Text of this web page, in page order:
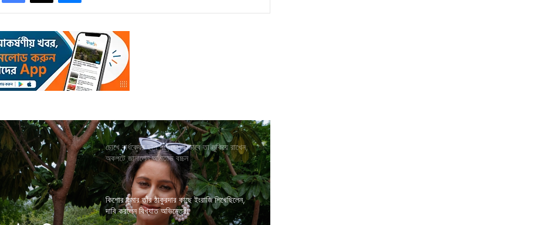
চোখে বার্ধক্যের ছাপ পড়েছে, কীভাবে তা লুকিয়ে রাখেন,
অকপটে জানালেন অমিতাভ বচ্চন
কিশোর কুমার তাঁর ঠাকুরদার কাছে ইংরাজি শিখেছিলেন,
দাবি করলেন বিখ্যাত অভিনেত্রী